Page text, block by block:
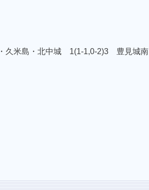
久米島・北中城 1(1-1,0-2)3 豊見城南